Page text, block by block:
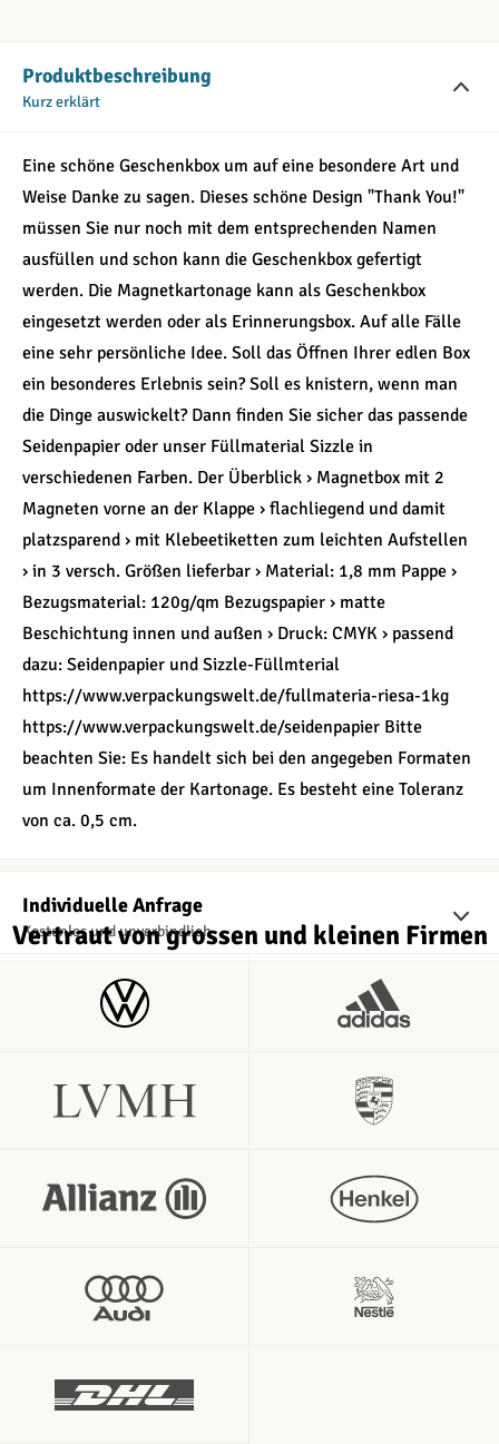
Produktbeschreibung
Kurz erklärt
Eine schöne Geschenkbox um auf eine besondere Art und
Weise Danke zu sagen. Dieses schöne Design "Thank You!"
müssen Sie nur noch mit dem entsprechenden Namen
ausfüllen und schon kann die Geschenkbox gefertigt
werden. Die Magnetkartonage kann als Geschenkbox
eingesetzt werden oder als Erinnerungsbox. Auf alle Fälle
eine sehr persönliche Idee. Soll das Öffnen Ihrer edlen Box
ein besonderes Erlebnis sein? Soll es knistern, wenn man
die Dinge auswickelt? Dann finden Sie sicher das passende
Seidenpapier oder unser Füllmaterial Sizzle in
verschiedenen Farben. Der Überblick › Magnetbox mit 2
Magneten vorne an der Klappe › flachliegend und damit
platzsparend › mit Klebeetiketten zum leichten Aufstellen
› in 3 versch. Größen lieferbar › Material: 1,8 mm Pappe ›
Bezugsmaterial: 120g/qm Bezugspapier › matte
Beschichtung innen und außen › Druck: CMYK › passend
dazu: Seidenpapier und Sizzle-Füllmterial
https://www.verpackungswelt.de/fullmateria-riesa-1kg
https://www.verpackungswelt.de/seidenpapier Bitte
beachten Sie: Es handelt sich bei den angegeben Formaten
um Innenformate der Kartonage. Es besteht eine Toleranz
von ca. 0,5 cm.
Individuelle Anfrage
Kostenlos und unverbindlich
Vertraut von grossen und kleinen Firmen